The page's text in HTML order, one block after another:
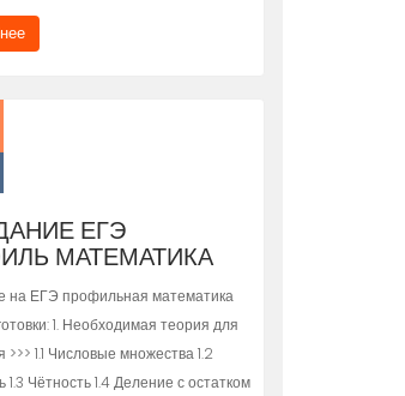
ЕГЭ
МАТЕМАТИКА
на ЕГЭ профильная математика
1. Необходимая теория для
>>> 1.1 Числовые множества 1.2
1.3 Чётность 1.4 Деление с остатком